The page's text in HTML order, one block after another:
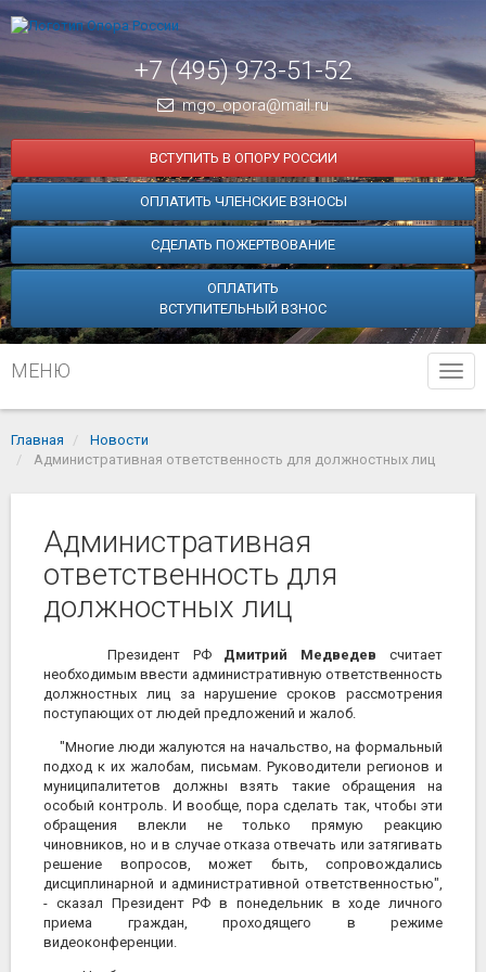
+7 (495) 973-51-52
mgo_opora@mail.ru
ВСТУПИТЬ В ОПОРУ РОССИИ
ОПЛАТИТЬ ЧЛЕНСКИЕ ВЗНОСЫ
СДЕЛАТЬ ПОЖЕРТВОВАНИЕ
ОПЛАТИТЬ
ВСТУПИТЕЛЬНЫЙ ВЗНОС
МЕНЮ
Главная
Новости
Административная ответственность для должностных лиц
Административная
ответственность для
должностных лиц
Президент РФ Дмитрий Медведевсчитает
необходимым ввести административную ответственность
должностных лиц за нарушение сроков рассмотрения
поступающих от людей предложений и жалоб.
"Многие люди жалуются на начальство, на формальный
подход к их жалобам, письмам. Руководители регионов и
муниципалитетов должны взять такие обращения на
особый контроль. И вообще, пора сделать так, чтобы эти
обращения влекли не только прямую реакцию
чиновников, но и в случае отказа отвечать или затягивать
решение вопросов, может быть, сопровождались
дисциплинарной и административной ответственностью",
- сказал Президент РФ в понедельник в ходе личного
приема граждан, проходящего в режиме
видеоконференции.